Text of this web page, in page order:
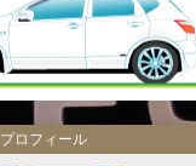
プロフィール